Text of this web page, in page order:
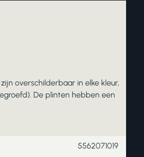
overschilderbaar in elke kleur,
De plinten hebben een
5562071019